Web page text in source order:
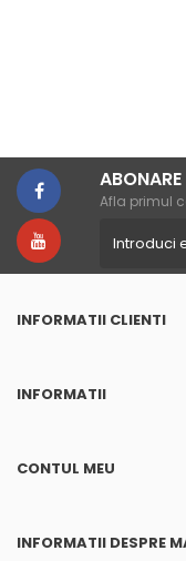
Afla primul
INFORMATII CLIENTI
INFORMATII
CONTUL MEU
INFORMATII DESPRE